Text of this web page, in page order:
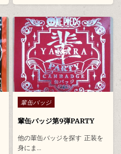
Posted in
輩缶バッジ
輩缶バッジ第9弾PARTY
他の輩缶バッジを探す 正装を
身にま…